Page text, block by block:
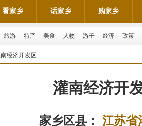
看家乡 话家乡 购家乡
旅游 特产 美食 人物 游子 经济 政策
经济开发区
灌南经济开
家乡区县： 江苏省